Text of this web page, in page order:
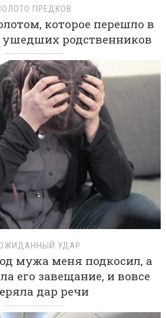
ПРЕДКОВ
которое перешло в
ушедших родственников
УДАР
мужа меня подкосил, а
его завещание, и вовсе
дар речи